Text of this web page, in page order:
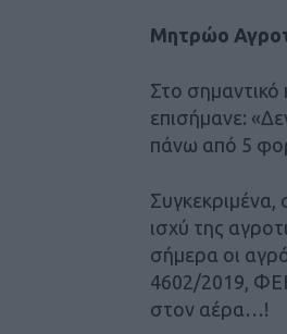
Μητρώο
Στο
επισήμανε:
πάνω από 5
ισχύ της
σήμερα οι
4602/2019,
στον αέρα…!